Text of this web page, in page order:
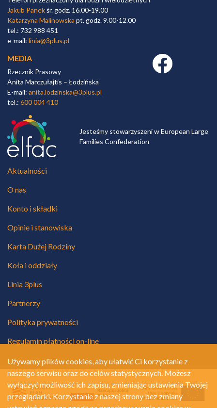
Jakub Panekśr. godz. 16.00-19.00
Katarzyna Malinowska pt. godz. 9.00-12.00
tel.: 732 988 451
e-mail: linia@3plus.pl
MEDIA
Rzecznik Prasowy
Anita Marczułajtis – Łodzińska
E-mail: anita.lodzinska@3plus.pl
tel.: 600 004 410
Facebook link
Jesteśmy stowarzyszeni w European Large
Families Confederation
Aktualności
O nas
Konto i składki
Opinie i stanowiska
Karta Dużej Rodziny
Koła i oddziały
Linia 3plus
Partnerzy
Polityka prywatności
Regulamin płatności on-line
Używamy plików cookies, aby ułatwić Ci korzystanie z
naszego serwisu oraz do celów statystycznych. Możesz
wyłączyć możliwość ich zapisu, zmieniając ustawienia Twojej
przeglądarki. Korzystanie z naszej strony bez zmiany